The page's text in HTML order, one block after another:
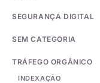
SEGURANÇA DIGITAL
SEM CATEGORIA
TRÁFEGO ORGÂNICO
INDEXAÇÃO